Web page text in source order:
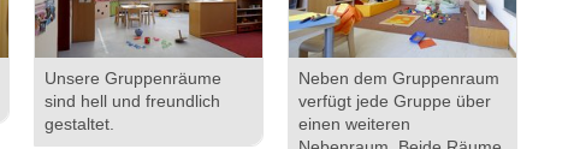
Unsere Gruppenräume
sind hell und freundlich
gestaltet.
Neben dem Gruppenraum
verfügt jede Gruppe über
einen weiteren